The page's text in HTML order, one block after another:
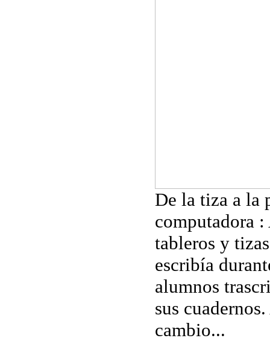
De la tiza a la
computadora :
tableros y
escribía
alumnos
sus
cambio...